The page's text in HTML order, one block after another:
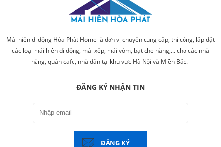
Mái hiên di động Hòa Phát Home là đơn vị chuyên cung cấp, thi công, lắp đặt
các loại mái hiên di động, mái xếp, mái vòm, bạt che nắng,... cho các nhà
hàng, quán cafe, nhà dân tại khu vực Hà Nội và Miền Bắc.
ĐĂNG KÝ NHẬN TIN
ĐĂNG KÝ